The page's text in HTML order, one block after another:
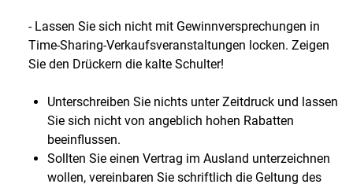
- Lassen Sie sich nicht mit Gewinnversprechungen in
Time-Sharing-Verkaufsveranstaltungen locken. Zeigen
Sie den Drückern die kalte Schulter!
Unterschreiben Sie nichts unter Zeitdruck und lassen
Sie sich nicht von angeblich hohen Rabatten
beeinflussen.
Sollten Sie einen Vertrag im Ausland unterzeichnen
wollen, vereinbaren Sie schriftlich die Geltung des